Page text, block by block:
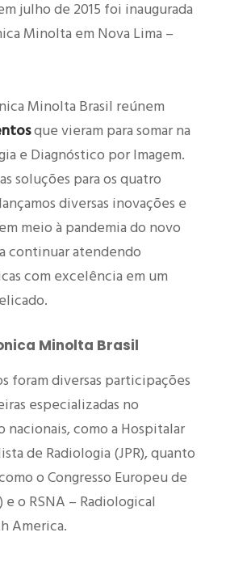
julho de 2015 foi inaugurada
Minolta em Nova Lima –
Minolta Brasil reúnem
que vieram para somar na
e Diagnóstico por Imagem.
soluções para os quatro
diversas inovações e
meio à pandemia do novo
continuar atendendo
com excelência em um
Minolta Brasil
foram diversas participações
especializadas no
como a Hospitalar
de Radiologia (JPR), quanto
o Congresso Europeu de
e o RSNA – Radiological
America.